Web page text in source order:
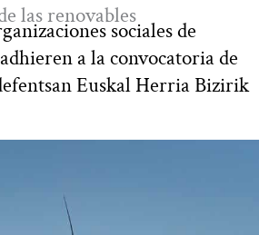
las renovables
sociales de
a la convocatoria de
Euskal Herria Bizirik